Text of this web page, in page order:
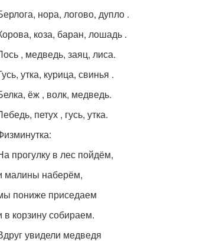
нора, логово, дупло .
коза, баран, лошадь .
, медведь, заяц, лиса.
утка, курица, свинья .
ёж , волк, медведь.
петух , гусь, утка.
прогулку в лес пойдём,
малины наберём,
пониже приседаем
в корзину собираем.
увидели медведя